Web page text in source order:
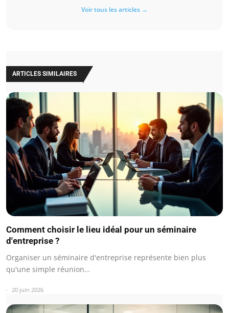
Voir tous les articles →
ARTICLES SIMILAIRES
Comment choisir le lieu idéal pour un séminaire
d'entreprise ?
Organiser un séminaire d'entreprise représente bien plus
qu'une simple réunion…
20 juin 2026